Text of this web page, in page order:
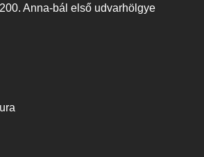
Anna-bál első udvarhölgye